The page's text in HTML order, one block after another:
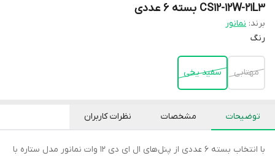
CS12-12W-21L3 بسته 6 عددی
برند: نمانور
رنگ
مهتابی سفید یخی
توضیحات مشخصات نظرات کاربران
با انتخاب بسته 6 عددی از پنل‌های ال ای دی 12 وات نمانور مدل ستاره با